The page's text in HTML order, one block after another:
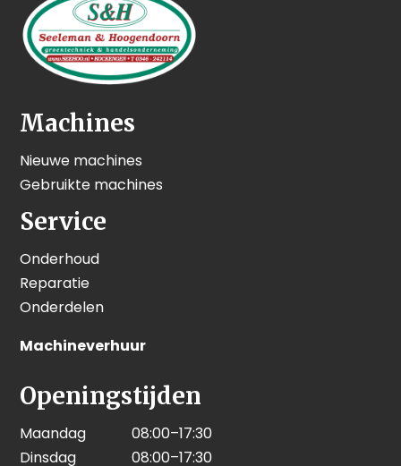
Machines
Nieuwe machines
Gebruikte machines
Service
Onderhoud
Reparatie
Onderdelen
Machineverhuur
Openingstijden
Maandag
08:00–17:30
Dinsdag
08:00–17:30